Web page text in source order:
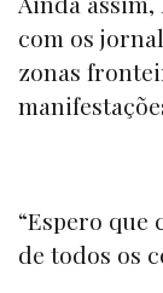
com os
zonas
“Espero
de todos os